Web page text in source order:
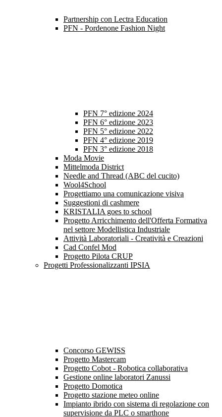
Partnership con Lectra Education
PFN - Pordenone Fashion Night
PFN 7° edizione 2024
PFN 6° edizione 2023
PFN 5° edizione 2022
PFN 4° edizione 2019
PFN 3° edizione 2018
Moda Movie
Mittelmoda District
Needle and Thread (ABC del cucito)
Wool4School
Progettiamo una comunicazione visiva
Suggestioni di cashmere
KRISTALIA goes to school
Progetto Arricchimento dell'Offerta Formativa
nel settore Modellistica Industriale
Attività Laboratoriali - Creatività e Creazioni
Cad Confel Mod
Progetto Pilota CRUP
Progetti Professionalizzanti IPSIA
Concorso GEWISS
Progetto Mastercam
Progetto Cobot - Robotica collaborativa
Gestione online laboratori Zanussi
Progetto Domotica
Progetto stazione meteo online
Impianto ibrido con sistema di regolazione con
supervisione da PLC o smarthone